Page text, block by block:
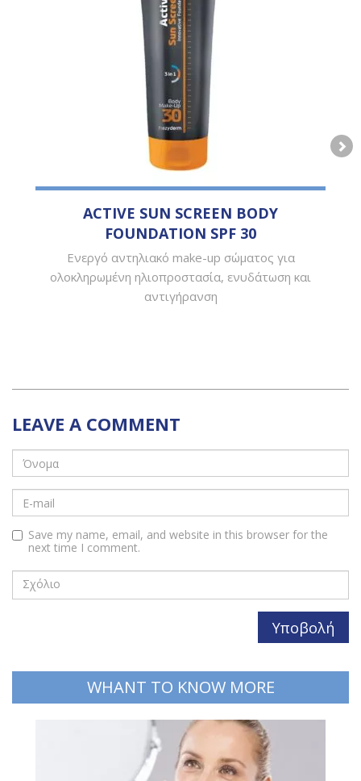
ACTIVE SUN SCREEN BODY
FOUNDATION SPF 30
Ενεργό αντηλιακό make-up σώματος για
ολοκληρωμένη ηλιοπροστασία, ενυδάτωση και
αντιγήρανση
LEAVE A COMMENT
Save my name, email, and website in this browser for the
next time I comment.
WHANT TO KNOW MORE